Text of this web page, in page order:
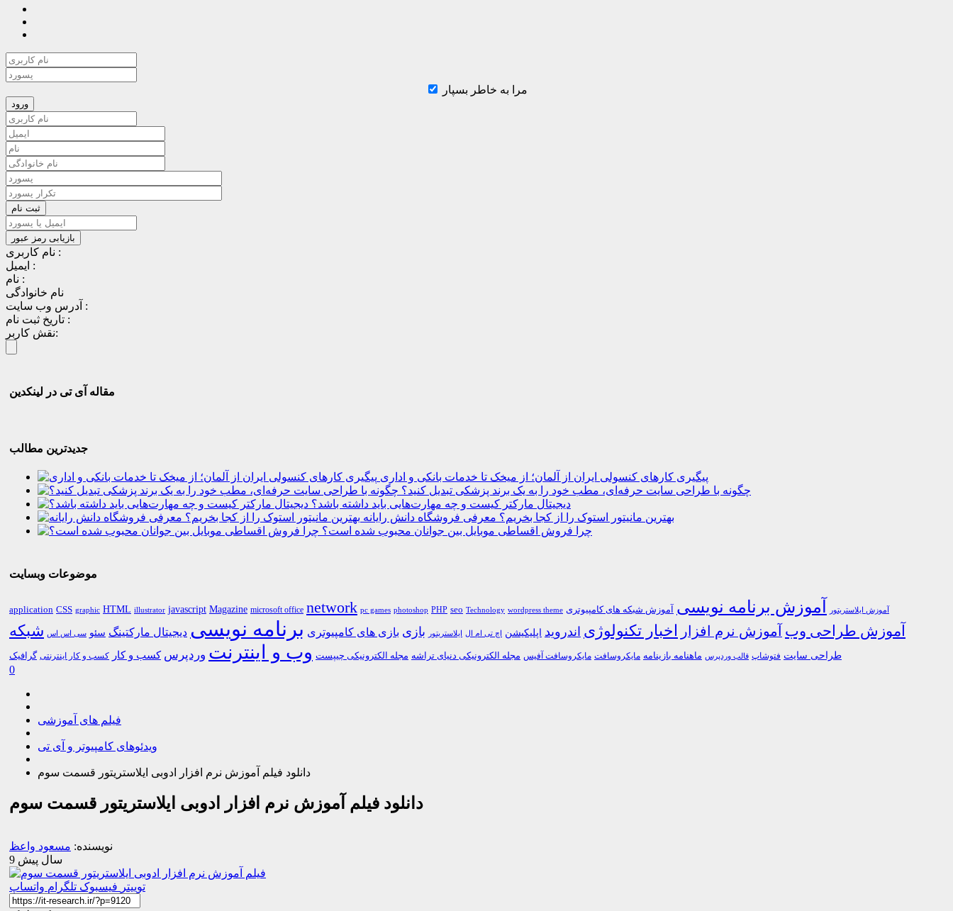
مرا به خاطر بسپار
نام کاربری :
ایمیل :
نام :
نام خانوادگی
آدرس وب سایت :
تاریخ ثبت نام :
نقش کاربر:
مقاله آی تی در لینکدین
جدیدترین مطالب
پیگیری کارهای کنسولی ایران از آلمان؛ از میخک تا خدمات بانکی و اداری
چگونه با طراحی سایت حرفه‌ای، مطب خود را به یک برند پزشکی تبدیل کنید؟
دیجیتال مارکتر کیست و چه مهارت‌هایی باید داشته باشد؟
بهترین مانیتور استوک را از کجا بخریم؟ معرفی فروشگاه دانش رایانه
چرا فروش اقساطی موبایل بین جوانان محبوب شده است؟
موضوعات وبسایت
application CSS graphic HTML illustrator javascript Magazine microsoft office network pc games photoshop PHP seo Technology wordpress theme آموزش ایلاستریتور آموزش برنامه نویسی آموزش شبکه های کامپیوتری
آموزش طراحی وب آموزش نرم افزار اخبار تکنولوژی اندروید اپلیکیشن اچ تی ام ال ایلاستریتور بازی بازی های کامپیوتری برنامه نویسی دیجیتال مارکتینگ سئو سی اس اس شبکه
طراحی سایت فتوشاپ قالب وردپرس ماهنامه بازینامه مایکروسافت مایکروسافت آفیس مجله الکترونیکی دنیای تراشه مجله الکترونیکی چیپست وب و اینترنت وردپرس کسب و کار کسب و کار اینترنتی گرافیک
0
فیلم های آموزشی
ویدئوهای کامپیوتر و آی تی
دانلود فیلم آموزش نرم افزار ادوبی ایلاستریتور قسمت سوم
دانلود فیلم آموزش نرم افزار ادوبی ایلاستریتور قسمت سوم
نویسنده: مسعود واعظ
9 سال پیش
توییتر فیسبوک تلگرام واتساپ